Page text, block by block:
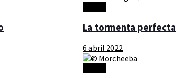
La tormenta perfecta
6 abril 2022